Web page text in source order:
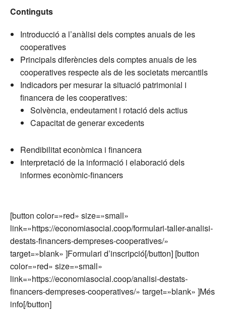
Continguts
Introducció a l’anàlisi dels comptes anuals de les
cooperatives
Principals diferències dels comptes anuals de les
cooperatives respecte als de les societats mercantils
Indicadors per mesurar la situació patrimonial i
financera de les cooperatives:
Solvència, endeutament i rotació dels actius
Capacitat de generar excedents
Rendibilitat econòmica i financera
Interpretació de la informació i elaboració dels
informes econòmic-financers
[button color=»red» size=»small»
link=»https://economiasocial.coop/formulari-taller-analisi-
destats-financers-dempreses-cooperatives/»
target=»blank» ]Formulari d’inscripció[/button] [button
color=»red» size=»small»
link=»https://economiasocial.coop/analisi-destats-
financers-dempreses-cooperatives/» target=»blank» ]Més
info[/button]